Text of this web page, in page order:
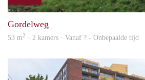
Gordelweg
53 m2 · 2 kamers · Vanaf ? - Onbepaalde tijd